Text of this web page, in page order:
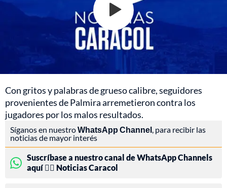
Con gritos y palabras de grueso calibre, seguidores
provenientes de Palmira arremetieron contra los
jugadores por los malos resultados.
Síganos en nuestroWhatsApp Channel , para recibir las
noticias de mayor interés
Suscríbase a nuestro canal de WhatsApp Channels
aquí 👉🏻 Noticias Caracol